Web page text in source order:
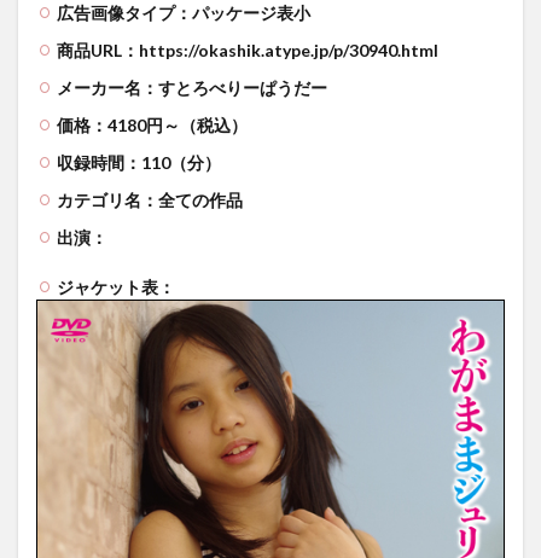
広告画像タイプ：パッケージ表小
商品URL：https://okashik.atype.jp/p/30940.html
メーカー名：すとろべりーぱうだー
価格：4180円～（税込）
収録時間：110（分）
カテゴリ名：全ての作品
出演：
ジャケット表：